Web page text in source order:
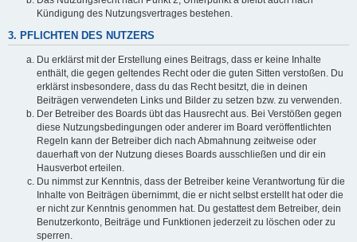
Kündigung des Nutzungsvertrages bestehen.
3. PFLICHTEN DES NUTZERS
Du erklärst mit der Erstellung eines Beitrags, dass er keine Inhalte
enthält, die gegen geltendes Recht oder die guten Sitten verstoßen. Du
erklärst insbesondere, dass du das Recht besitzt, die in deinen
Beiträgen verwendeten Links und Bilder zu setzen bzw. zu verwenden.
Der Betreiber des Boards übt das Hausrecht aus. Bei Verstößen gegen
diese Nutzungsbedingungen oder anderer im Board veröffentlichten
Regeln kann der Betreiber dich nach Abmahnung zeitweise oder
dauerhaft von der Nutzung dieses Boards ausschließen und dir ein
Hausverbot erteilen.
Du nimmst zur Kenntnis, dass der Betreiber keine Verantwortung für die
Inhalte von Beiträgen übernimmt, die er nicht selbst erstellt hat oder die
er nicht zur Kenntnis genommen hat. Du gestattest dem Betreiber, dein
Benutzerkonto, Beiträge und Funktionen jederzeit zu löschen oder zu
sperren.